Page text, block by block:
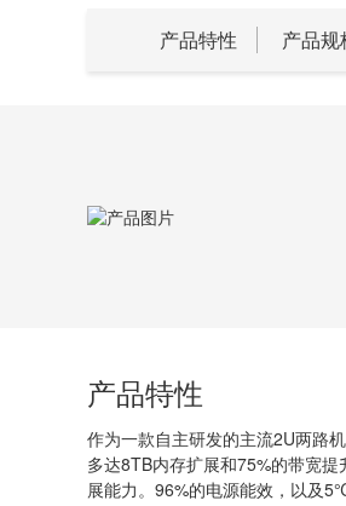
产品特性 产品规
产品特性
作为一款自主研发的主流2U两路
多达8TB内存扩展和75%的带宽
展能力。96%的电源能效，以及